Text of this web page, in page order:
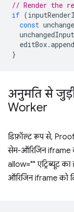
// Render the
if (
const
unchangedInput
editBox.append
}
अनुमति से जुड़ी
Worker
डिफ़ॉल्ट रूप से,
सेम-ऑरिजिन iframe
allow="" एट्रिब्यूट
ऑरिजिन iframe को